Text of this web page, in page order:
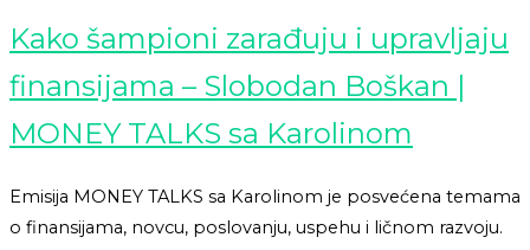
Kako šampioni zarađuju i upravljaju
finansijama – Slobodan Boškan |
MONEY TALKS sa Karolinom
Emisija MONEY TALKS sa Karolinom je posvećena temama
o finansijama, novcu, poslovanju, uspehu i ličnom razvoju.